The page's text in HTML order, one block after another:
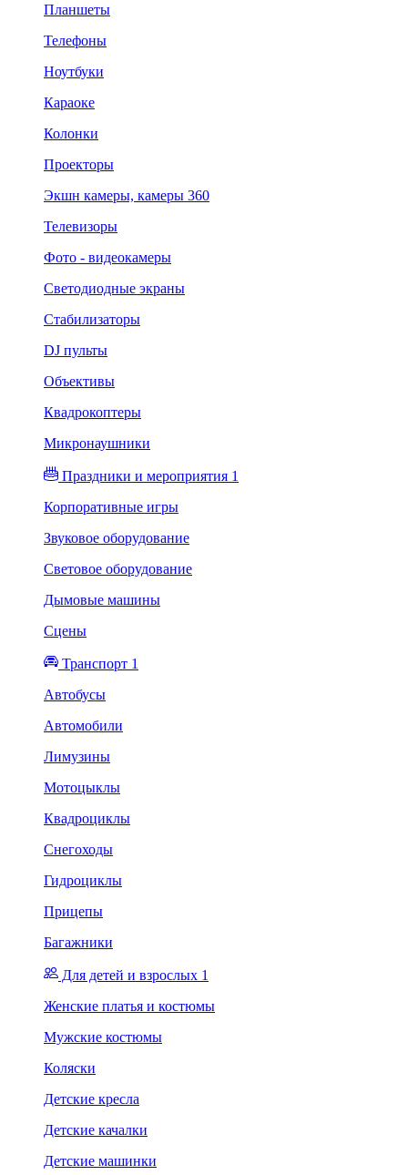
Планшеты
Телефоны
Ноутбуки
Караоке
Колонки
Проекторы
Экшн камеры, камеры 360
Телевизоры
Фото - видеокамеры
Светодиодные экраны
Стабилизаторы
DJ пульты
Объективы
Квадрокоптеры
Микронаушники
Праздники и мероприятия 1
Корпоративные игры
Звуковое оборудование
Световое оборудование
Дымовые машины
Сцены
Транспорт 1
Автобусы
Автомобили
Лимузины
Мотоцыклы
Квадроциклы
Снегоходы
Гидроциклы
Прицепы
Багажники
Для детей и взрослых 1
Женские платья и костюмы
Мужские костюмы
Коляски
Детские кресла
Детские качалки
Детские машинки